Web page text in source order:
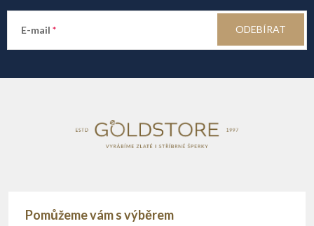
a
t
E-mail ODEBÍRAT